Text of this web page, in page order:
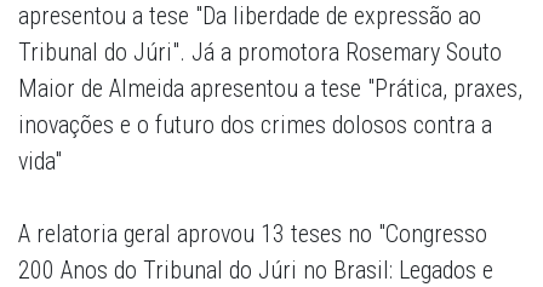
apresentou a tese "Da liberdade de expressão ao
Tribunal do Júri". Já a promotora Rosemary Souto
Maior de Almeida apresentou a tese "Prática, praxes,
inovações e o futuro dos crimes dolosos contra a
vida"
A relatoria geral aprovou 13 teses no "Congresso
200 Anos do Tribunal do Júri no Brasil: Legados e